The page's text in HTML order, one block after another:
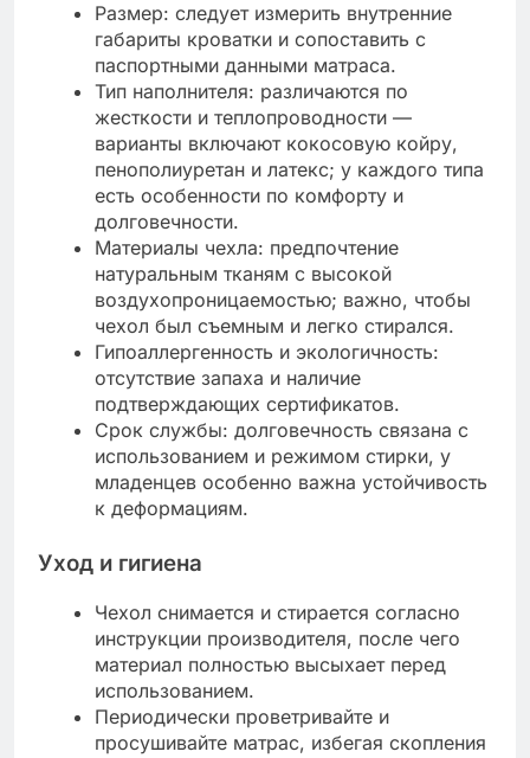
Размер: следует измерить внутренние
габариты кроватки и сопоставить с
паспортными данными матраса.
Тип наполнителя: различаются по
жесткости и теплопроводности —
варианты включают кокосовую койру,
пенополиуретан и латекс; у каждого типа
есть особенности по комфорту и
долговечности.
Материалы чехла: предпочтение
натуральным тканям с высокой
воздухопроницаемостью; важно, чтобы
чехол был съемным и легко стирался.
Гипоаллергенность и экологичность:
отсутствие запаха и наличие
подтверждающих сертификатов.
Срок службы: долговечность связана с
использованием и режимом стирки, у
младенцев особенно важна устойчивость
к деформациям.
Уход и гигиена
Чехол снимается и стирается согласно
инструкции производителя, после чего
материал полностью высыхает перед
использованием.
Периодически проветривайте и
просушивайте матрас, избегая скопления